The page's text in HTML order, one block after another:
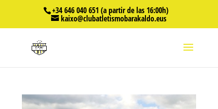
+34 646 040 651 (a partir de las 16:00h)
kaixo@clubatletismobarakaldo.eus